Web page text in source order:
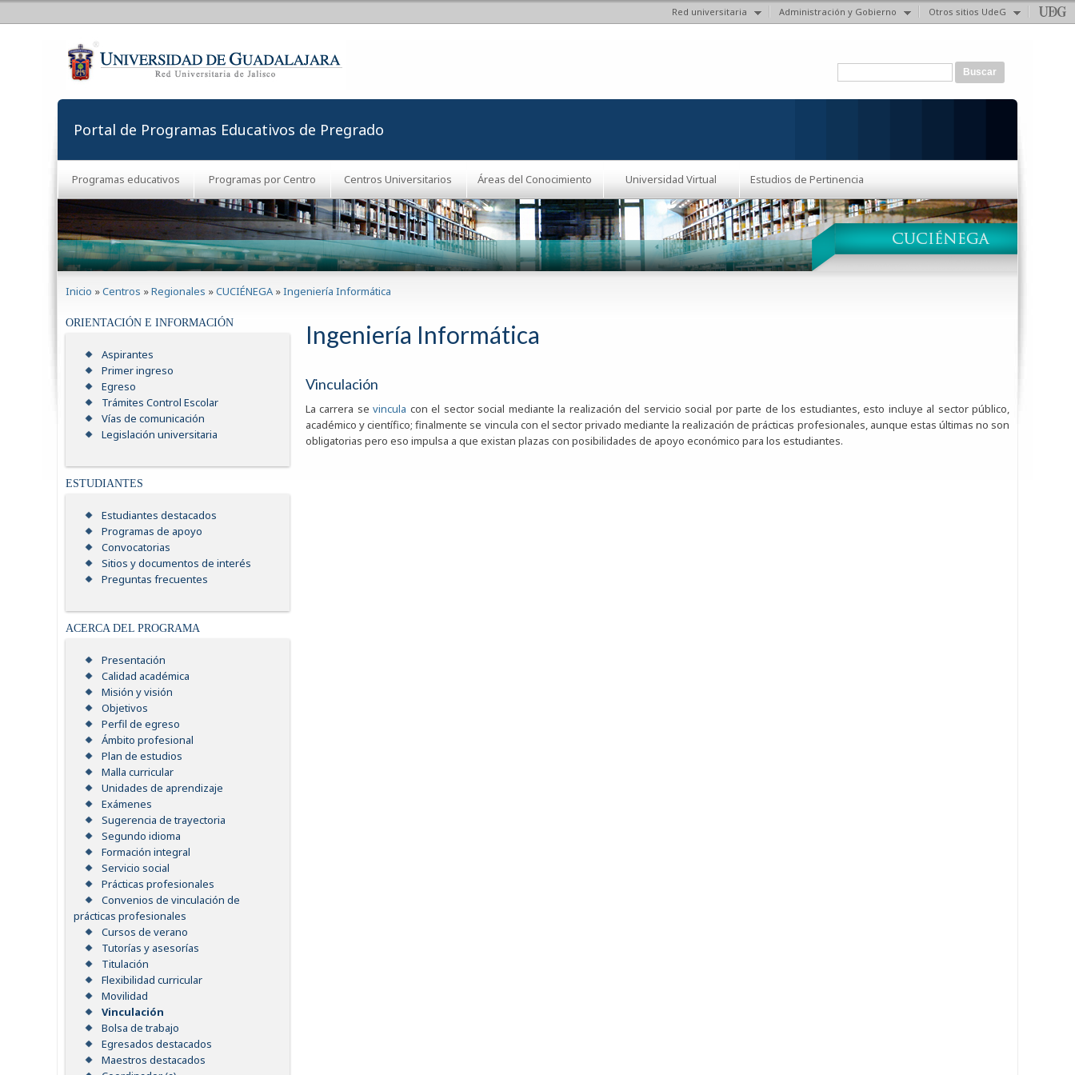
Red universitaria Administración y Gobierno Otros sitios UdeG
Formulario de búsqueda
Portal de Programas Educativos de Pregrado
Programas educativos Programas por Centro Centros Universitarios Áreas del Conocimiento Universidad Virtual Estudios de Pertinencia
Inicio »Centros »Regionales »CUCIÉNEGA »Ingeniería Informática
ORIENTACIÓN E INFORMACIÓN
Aspirantes
Primer ingreso
Egreso
Trámites Control Escolar
Vías de comunicación
Legislación universitaria
ESTUDIANTES
Estudiantes destacados
Programas de apoyo
Convocatorias
Sitios y documentos de interés
Preguntas frecuentes
ACERCA DEL PROGRAMA
Presentación
Calidad académica
Misión y visión
Objetivos
Perfil de egreso
Ámbito profesional
Plan de estudios
Malla curricular
Unidades de aprendizaje
Exámenes
Sugerencia de trayectoria
Segundo idioma
Formación integral
Servicio social
Prácticas profesionales
Convenios de vinculación de
prácticas profesionales
Cursos de verano
Tutorías y asesorías
Titulación
Flexibilidad curricular
Movilidad
Vinculación
Bolsa de trabajo
Egresados destacados
Maestros destacados
Ingeniería Informática
Vinculación
La carrera sevincula con el sector social mediante la realización del servicio social por parte de los estudiantes, esto incluye al sector público,
académico y científico; finalmente se vincula con el sector privado mediante la realización de prácticas profesionales, aunque estas últimas no son
obligatorias pero eso impulsa a que existan plazas con posibilidades de apoyo económico para los estudiantes.